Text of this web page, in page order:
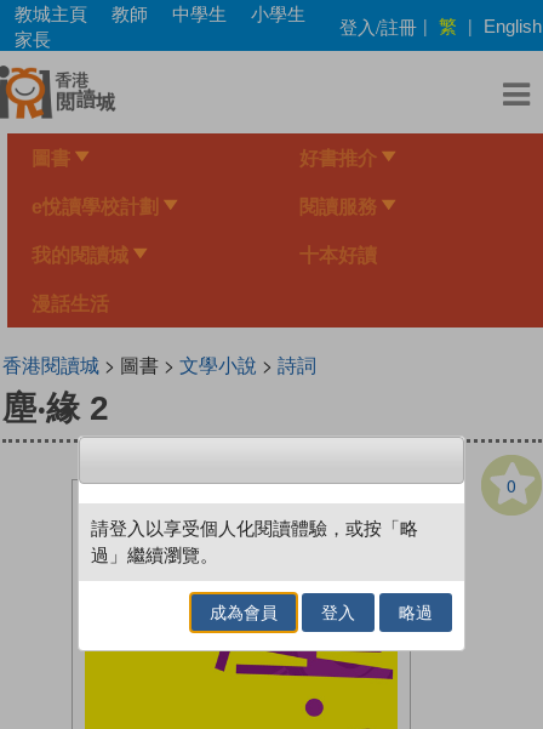
Skip
main
content
教城主頁 教師 中學生
小學生
家長
登入/註冊 | 繁 | English
圖書 好書推介
e悅讀學校計劃 閱讀服務
我的閱讀城 十本好讀
漫話生活
香港閱讀城> 圖書 > 文學小說 > 詩詞
塵‧緣 2
0
請登入以享受個人化閱讀體驗，或按「略
過」繼續瀏覽。
成為會員 登入 略過